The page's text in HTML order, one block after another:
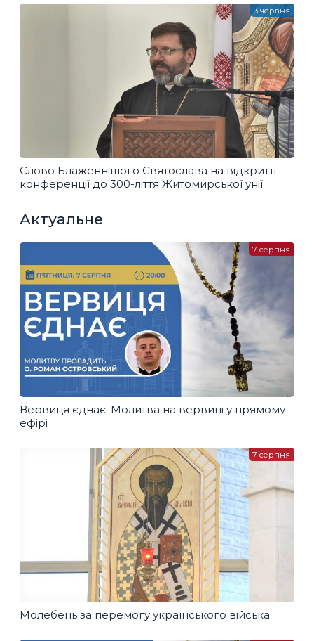
Слово Блаженнішого Святослава на відкритті
конференції до 300-ліття Житомирської унії
3 червня
Актуальне
Вервиця єднає. Молитва на вервиці у прямому
ефірі
7 серпня
Молебень за перемогу українського війська
7 серпня